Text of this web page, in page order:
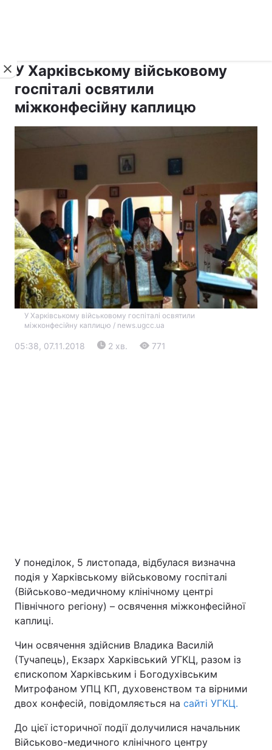
Київ Львів
Дніпро
Одеса
Спорт Наука
Техно і зв'язок Лайт
Зброя Інциденти
У Харківському військовому
госпіталі освятили
міжконфесійну каплицю
У Харківському військовому госпіталі освятили
міжконфесійну каплицю / news.ugcc.ua
05:38, 07.11.2018 2 хв. 771
У понеділок, 5 листопада, відбулася визначна
подія у Харківському військовому госпіталі
(Військово-медичному клінічному центрі
Північного регіону) – освячення міжконфесійної
каплиці.
Чин освячення здійснив Владика Василій
(Тучапець), Екзарх Харківський УГКЦ, разом із
єпископом Харківським і Богодухівським
Митрофаном УПЦ КП, духовенством та вірними
двох конфесій, повідомляється на сайті УГКЦ.
До цієї історичної події долучилися начальник
Військово-медичного клінічного центру